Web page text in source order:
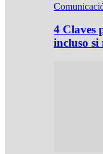
4 Claves
incluso